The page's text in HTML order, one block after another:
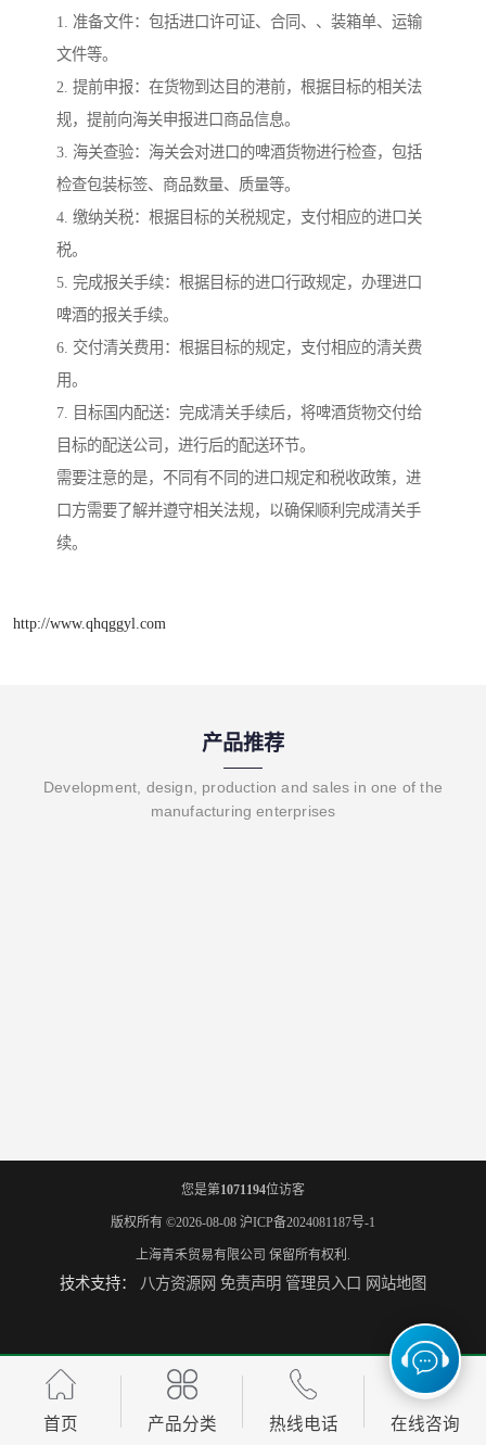
1. 准备文件：包括进口许可证、合同、、装箱单、运输
文件等。
2. 提前申报：在货物到达目的港前，根据目标的相关法
规，提前向海关申报进口商品信息。
3. 海关查验：海关会对进口的啤酒货物进行检查，包括
检查包装标签、商品数量、质量等。
4. 缴纳关税：根据目标的关税规定，支付相应的进口关
税。
5. 完成报关手续：根据目标的进口行政规定，办理进口
啤酒的报关手续。
6. 交付清关费用：根据目标的规定，支付相应的清关费
用。
7. 目标国内配送：完成清关手续后，将啤酒货物交付给
目标的配送公司，进行后的配送环节。
需要注意的是，不同有不同的进口规定和税收政策，进
口方需要了解并遵守相关法规，以确保顺利完成清关手
续。
http://www.qhqggyl.com
产品推荐
Development, design, production and sales in one of the
manufacturing enterprises
您是第1071194位访客
版权所有 ©2026-08-08 沪ICP备2024081187号-1
上海青禾贸易有限公司 保留所有权利.
技术支持： 八方资源网 免责声明 管理员入口 网站地图
首页 产品分类 热线电话 在线咨询